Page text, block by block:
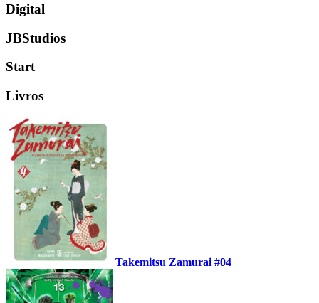
Digital
JBStudios
Start
Livros
Takemitsu Zamurai #04